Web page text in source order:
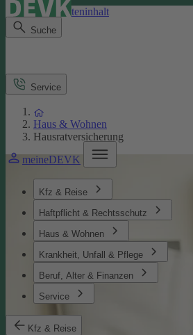
Direkt zum Seiteninhalt
Suche
meineDEVK
Kfz & Reise
Haftpflicht & Rechtsschutz
Haus & Wohnen
Krankheit, Unfall & Pflege
Beruf, Alter & Finanzen
Service
Kfz & Reise
Service
Haus & Wohnen
Hausratversicherung